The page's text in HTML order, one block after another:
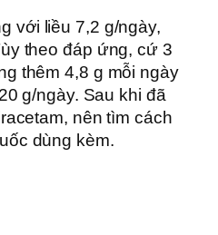
với liều 7,2 g/ngày,
theo đáp ứng, cứ 3
thêm 4,8 g mỗi ngày
g/ngày. Sau khi đã
nên tìm cách
dùng kèm.